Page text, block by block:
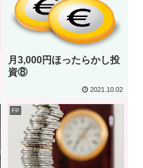
月3,000円ほったらかし投
資⑧
2021.10.02
FP